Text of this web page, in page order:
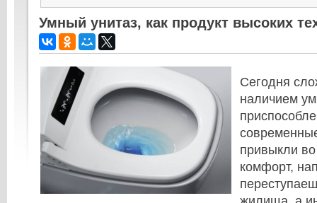
Умный унитаз, как продукт высоких
Сегодня
наличием
привыкли
комфорт,